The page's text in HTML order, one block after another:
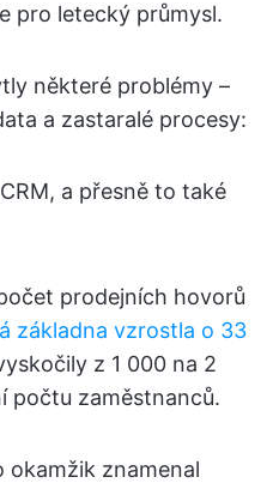
pro letecký průmysl.
některé problémy –
a zastaralé procesy:
a přesně to také
prodejních hovorů
základna vzrostla o 33
z 1 000 na 2
počtu zaměstnanců.
okamžik znamenal